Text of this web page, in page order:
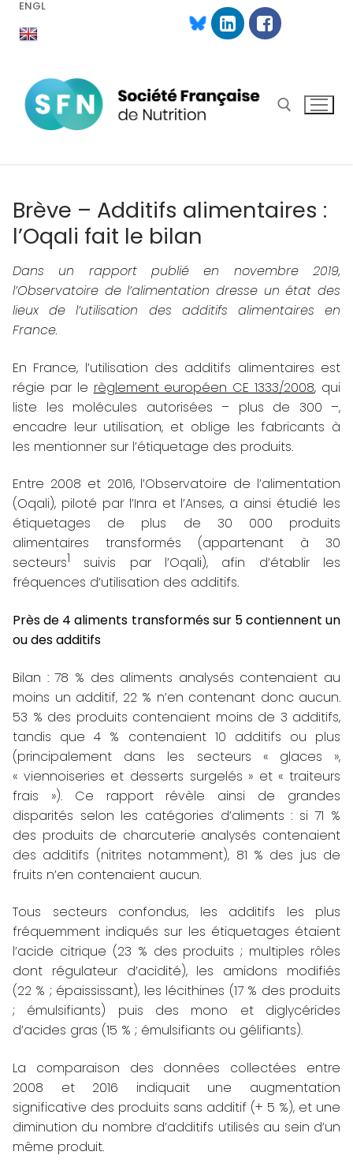
AllerENGL
Brève – Additifs alimentaires :
l’Oqali fait le bilan
Dans un rapport publié en novembre 2019,
l’Observatoire de l’alimentation dresse un état des
lieux de l’utilisation des additifs alimentaires en
France.
En France, l’utilisation des additifs alimentaires est
régie par le règlement européen CE 1333/2008, qui
liste les molécules autorisées – plus de 300 –,
encadre leur utilisation, et oblige les fabricants à
les mentionner sur l’étiquetage des produits.
Entre 2008 et 2016, l’Observatoire de l’alimentation
(Oqali), piloté par l’Inra et l’Anses, a ainsi étudié les
étiquetages de plus de 30 000 produits
alimentaires transformés (appartenant à 30
secteurs1 suivis par l’Oqali), afin d’établir les
fréquences d’utilisation des additifs.
Près de 4 aliments transformés sur 5 contiennent un
ou des additifs
Bilan : 78 % des aliments analysés contenaient au
moins un additif, 22 % n’en contenant donc aucun.
53 % des produits contenaient moins de 3 additifs,
tandis que 4 % contenaient 10 additifs ou plus
(principalement dans les secteurs « glaces »,
« viennoiseries et desserts surgelés » et « traiteurs
frais »). Ce rapport révèle ainsi de grandes
disparités selon les catégories d’aliments : si 71 %
des produits de charcuterie analysés contenaient
des additifs (nitrites notamment), 81 % des jus de
fruits n’en contenaient aucun.
Tous secteurs confondus, les additifs les plus
fréquemment indiqués sur les étiquetages étaient
l’acide citrique (23 % des produits ; multiples rôles
dont régulateur d’acidité), les amidons modifiés
(22 % ; épaississant), les lécithines (17 % des produits
; émulsifiants) puis des mono et diglycérides
d’acides gras (15 % ; émulsifiants ou gélifiants).
La comparaison des données collectées entre
2008 et 2016 indiquait une augmentation
significative des produits sans additif (+ 5 %), et une
diminution du nombre d’additifs utilisés au sein d’un
même produit.